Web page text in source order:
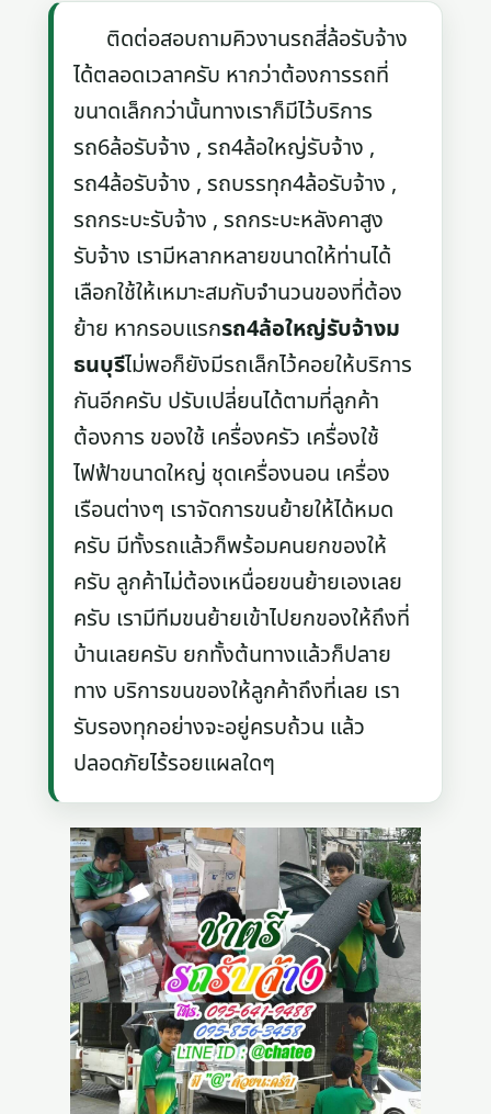
ติดต่อสอบถามคิวงานรถสี่ล้อรับจ้าง
ได้ตลอดเวลาครับ หากว่าต้องการรถที่
ขนาดเล็กกว่านั้นทางเราก็มีไว้บริการ
รถ6ล้อรับจ้าง , รถ4ล้อใหญ่รับจ้าง ,
รถ4ล้อรับจ้าง , รถบรรทุก4ล้อรับจ้าง ,
รถกระบะรับจ้าง , รถกระบะหลังคาสูง
รับจ้าง เรามีหลากหลายขนาดให้ท่านได้
เลือกใช้ให้เหมาะสมกับจำนวนของที่ต้อง
ย้าย หากรอบแรกรถ4ล้อใหญ่รับจ้างม
ธนบุรีไม่พอก็ยังมีรถเล็กไว้คอยให้บริการ
กันอีกครับ ปรับเปลี่ยนได้ตามที่ลูกค้า
ต้องการ ของใช้ เครื่องครัว เครื่องใช้
ไฟฟ้าขนาดใหญ่ ชุดเครื่องนอน เครื่อง
เรือนต่างๆ เราจัดการขนย้ายให้ได้หมด
ครับ มีทั้งรถแล้วก็พร้อมคนยกของให้
ครับ ลูกค้าไม่ต้องเหนื่อยขนย้ายเองเลย
ครับ เรามีทีมขนย้ายเข้าไปยกของให้ถึงที่
บ้านเลยครับ ยกทั้งต้นทางแล้วก็ปลาย
ทาง บริการขนของให้ลูกค้าถึงที่เลย เรา
รับรองทุกอย่างจะอยู่ครบถ้วน แล้ว
ปลอดภัยไร้รอยแผลใดๆ